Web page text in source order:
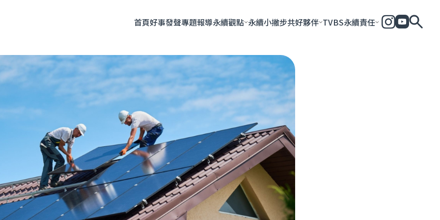
首頁好事發聲專題報導永續觀點 永續小撇步共好夥伴 TVBS永續責任
企劃 人物專訪 友善飲食 時尚美妝 永續生活 共好社會 永續加
全部 永續企業 永續城市
全部 永續影響力報告